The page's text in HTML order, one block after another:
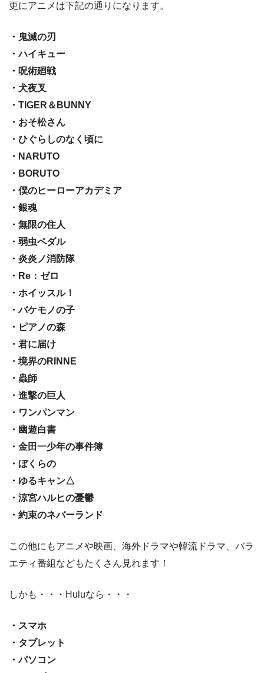
更にアニメは下記の通りになります。
・鬼滅の刃
・ハイキュー
・呪術廻戦
・犬夜叉
・TIGER＆BUNNY
・おそ松さん
・ひぐらしのなく頃に
・NARUTO
・BORUTO
・僕のヒーローアカデミア
・銀魂
・無限の住人
・弱虫ペダル
・炎炎ノ消防隊
・Re：ゼロ
・ホイッスル！
・バケモノの子
・ピアノの森
・君に届け
・境界のRINNE
・蟲師
・進撃の巨人
・ワンパンマン
・幽遊白書
・金田一少年の事件簿
・ぼくらの
・ゆるキャン△
・涼宮ハルヒの憂鬱
・約束のネバーランド
この他にもアニメや映画、海外ドラマや韓流ドラマ、バラ
エティ番組などもたくさん見れます！
しかも・・・Huluなら・・・
・スマホ
・タブレット
・パソコン